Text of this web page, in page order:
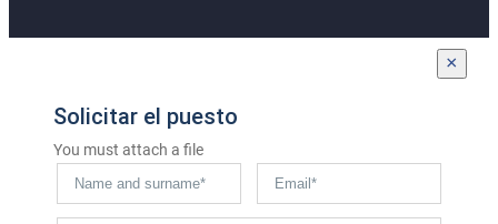
×
Solicitar el puesto
You must attach a file